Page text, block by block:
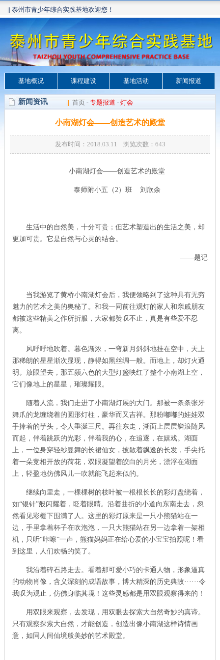
|| 泰州市青少年综合实践基地欢迎您！
基地概况 课程建设 基地活动 新闻报道
新闻资讯 || 首页 - 专题报道 - 灯会
小南湖灯会——创造艺术的殿堂
发布时间：2018.03.11 浏览次数： 643
小南湖灯会——创造艺术的殿堂
泰师附小五（2）班 刘欣余
生活中的自然美，十分可贵；但艺术塑造出的生活之美，却
更加可贵。它是自然与心灵的结合。
——题记
当我游览了黄桥小南湖灯会后，我便领略到了这种具有无穷
魅力的艺术之美的奥秘了。和我一同前往观灯的家人和亲戚朋友
都被这些精美之作所折服，大家都赞叹不止，真是有些爱不忍
离。
风呼呼地吹着。暮色渐浓，一弯新月斜斜地挂在空中，天上
那稀朗的星星渐次显现，静得如黑丝绸一般。而地上，却灯火通
明。放眼望去，那五颜六色的大型灯盏映红了整个小南湖上空，
它们像地上的星星，璀璨耀眼。
随着人流，我们走进了小南湖灯展的大门。那被一条条张牙
舞爪的龙缠绕着的圆形灯柱，豪华而又吉祥。那粉嘟嘟的娃娃双
手捧着的芋头，令人垂涎三尺。再往东走，湖面上层层鳞浪随风
而起，伴着跳跃的光彩，伴着我的心，在追逐，在嬉戏。湖面
上，一位身穿轻纱曼舞的长裙仙女，披散着飘逸的长发，手尖托
着一朵竞相开放的荷花，双眼凝望着皎白的月光，漂浮在湖面
上，轻盈地仿佛风儿一吹就能飞起来似的。
继续向里走，一棵棵树的枝叶被一根根长长的彩灯盘绕着，
如“银针”般闪耀着，眨着眼睛。沿着曲折的小道向东南走去，忽
然看见彩棚下围满了人。这里的彩灯原来是一只小熊猫站在一
边，手里拿着杯子在吹泡泡，一只大熊猫站在另一边拿着一架相
机，只听“咔嚓”一声，熊猫妈妈正在给心爱的小宝宝拍照呢！看
到这里，人们欢畅的笑了。
我沿着碎石路走去。看着那可爱小巧的卡通人物，形象逼真
的动物肖像，含义深刻的成语故事，博大精深的历史典故······令
我叹为观止，仿佛身临其境！这些灵感都是用双眼观察得来的！
用双眼来观察，去发现，用双眼去探索大自然奇妙的真谛。
只有观察探索大自然，才能创造，创造出像小南湖这样诗情画
意，如同人间仙境般美妙的艺术殿堂。